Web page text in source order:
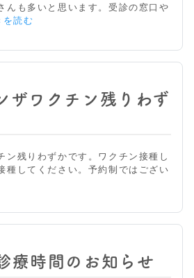
んも多いと思います。受診の窓口や
を読む
イ
ル
流
行
談
窓
ザワクチン残りわず
ン残りわずかです。ワクチン接種し
種してください。予約制ではござい
療時間のお知らせ